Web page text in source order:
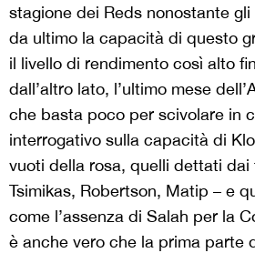
stagione dei Reds nonostante
da ultimo la capacità di questo
il livello di rendimento così alto
dall’altro lato, l’ultimo mese
che basta poco per scivolare in
interrogativo sulla capacità di
vuoti della rosa, quelli dettati dai
Tsimikas, Robertson, Matip – e
come l’assenza di Salah per la
è anche vero che la prima parte